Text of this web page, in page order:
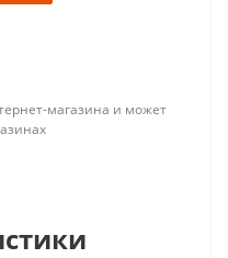
магазина и может